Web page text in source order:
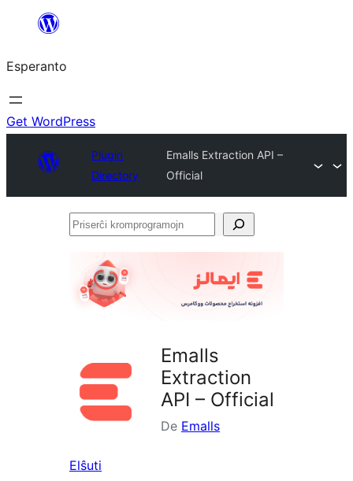
al
la
enhavo
Esperanto
Get WordPress
Plugin
Directory
Emalls Extraction API –
Official
Priserĉi
Emalls
Extraction
API – Official
De Emalls
Elŝuti